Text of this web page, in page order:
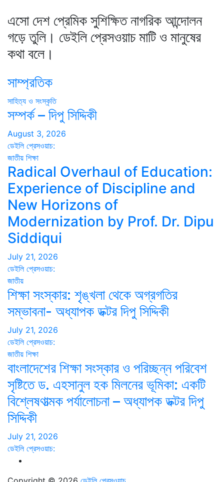
এসো দেশ প্রেমিক সুশিক্ষিত নাগরিক আন্দোলন
গড়ে তুলি। ডেইলি প্রেসওয়াচ মাটি ও মানুষের
কথা বলে।
সাম্প্রতিক
সাহিত্য ও সংস্কৃতি
সম্পর্ক – দিপু সিদ্দিকী
August 3, 2026
ডেইলি প্রেসওয়াচ:
জাতীয় শিক্ষা
Radical Overhaul of Education:
Experience of Discipline and
New Horizons of
Modernization by Prof. Dr. Dipu
Siddiqui
July 21, 2026
ডেইলি প্রেসওয়াচ:
জাতীয়
শিক্ষা সংস্কার: শৃঙ্খলা থেকে অগ্রগতির
সম্ভাবনা- অধ্যাপক ডক্টর দিপু সিদ্দিকী
July 21, 2026
ডেইলি প্রেসওয়াচ:
জাতীয় শিক্ষা
বাংলাদেশের শিক্ষা সংস্কার ও পরিচ্ছন্ন পরিবেশ
সৃষ্টিতে ড. এহসানুল হক মিলনের ভূমিকা: একটি
বিশ্লেষণাত্মক পর্যালোচনা – অধ্যাপক ডক্টর দিপু
সিদ্দিকী
July 21, 2026
ডেইলি প্রেসওয়াচ: